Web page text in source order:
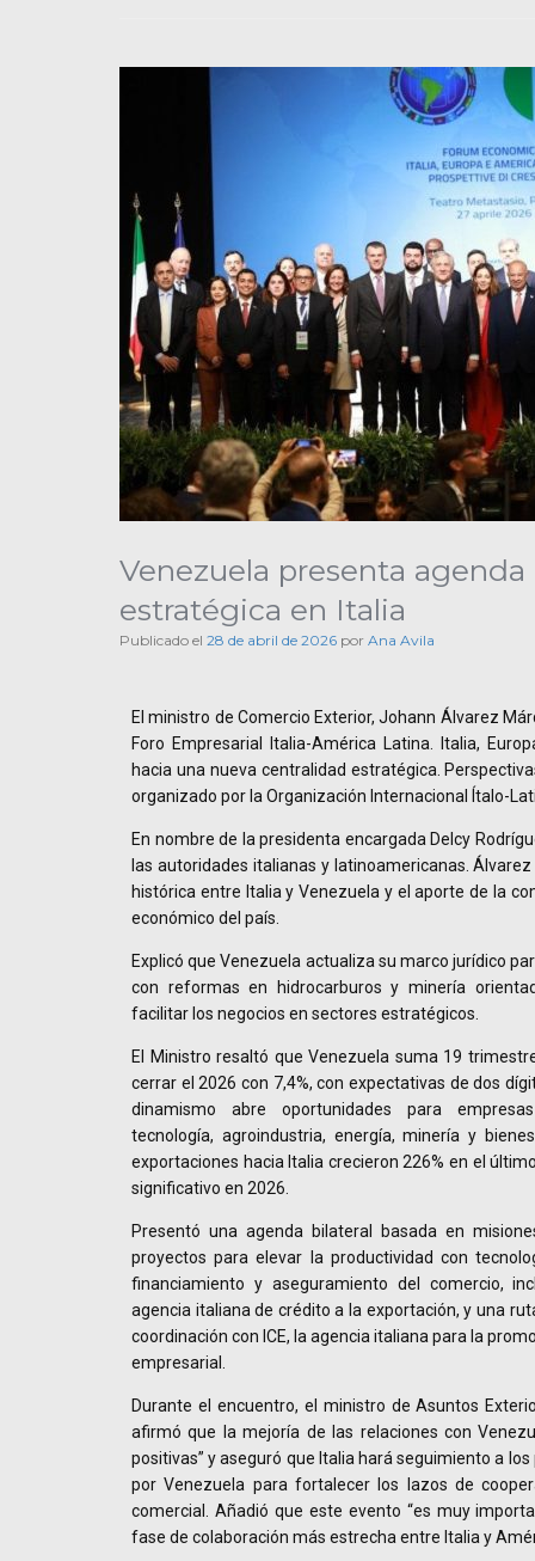
Venezuela presenta
estratégica en Italia
Publicado el 28 de abril de 2026 por Ana Avila
El ministro de Comercio Exterior, Johann Álvarez
Foro Empresarial Italia-América Latina. Italia,
hacia una nueva centralidad estratégica.
organizado por la Organización Internacional Ítalo-
En nombre de la presidenta encargada Delcy
las autoridades italianas y latinoamericanas.
histórica entre Italia y Venezuela y el aporte de la
económico del país.
Explicó que Venezuela actualiza su marco jurídico
con reformas en hidrocarburos y minería
facilitar los negocios en sectores estratégicos.
El Ministro resaltó que Venezuela suma 19
cerrar el 2026 con 7,4%, con expectativas de dos
dinamismo abre oportunidades para
tecnología, agroindustria, energía, minería y
exportaciones hacia Italia crecieron 226% en el
significativo en 2026.
Presentó una agenda bilateral basada en
proyectos para elevar la productividad con
financiamiento y aseguramiento del comercio,
agencia italiana de crédito a la exportación, y una
coordinación con ICE, la agencia italiana para la
empresarial.
Durante el encuentro, el ministro de Asuntos
afirmó que la mejoría de las relaciones con
positivas” y aseguró que Italia hará seguimiento a
por Venezuela para fortalecer los lazos de
comercial. Añadió que este evento “es muy
fase de colaboración más estrecha entre Italia y